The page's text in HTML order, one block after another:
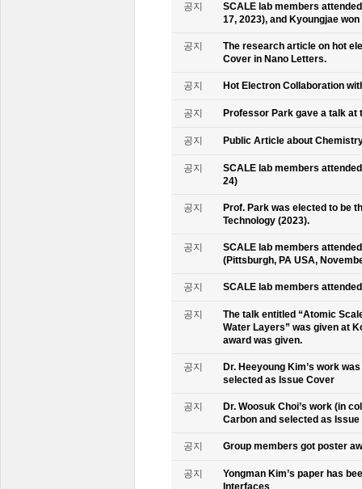
공지
SCALE lab members
17, 2023), and Kyoungjae
공지
The research article on hot
Cover in Nano Letters.
공지 Hot Electron Collaboration
공지 Professor Park gave a talk at
공지 Public Article about
공지
SCALE lab members
24)
공지
Prof. Park was elected to be
Technology (2023).
공지
SCALE lab members
(Pittsburgh, PA USA,
공지 SCALE lab members
공지
The talk entitled “Atomic
Water Layers” was given at
award was given.
공지
Dr. Heeyoung Kim’s work
selected as Issue Cover
공지
Dr. Woosuk Choi’s work (in
Carbon and selected as
공지 Group members got poster
공지
Yongman Kim’s paper has